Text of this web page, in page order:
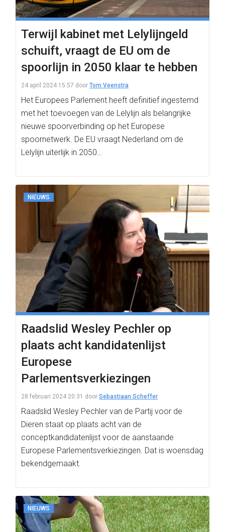
Terwijl kabinet met Lelylijngeld
schuift, vraagt de EU om de
spoorlijn in 2050 klaar te hebben
24 april 2024 15:57 door Tom Veenstra
Het Europees Parlement heeft definitief ingestemd
met het toevoegen van de Lelylijn als belangrijke
nieuwe spoorverbinding op het Europese
spoornetwerk. De EU vraagt Nederland om de
Lelylijn uiterlijk in 2050…
NIEUWS
Raadslid Wesley Pechler op
plaats acht kandidatenlijst
Europese
Parlementsverkiezingen
28 februari 2024 20:31 door Sebastiaan Scheffer
Raadslid Wesley Pechler van de Partij voor de
Dieren staat op plaats acht van de
conceptkandidatenlijst voor de aanstaande
Europese Parlementsverkiezingen. Dat is woensdag
bekendgemaakt.
NIEUWS